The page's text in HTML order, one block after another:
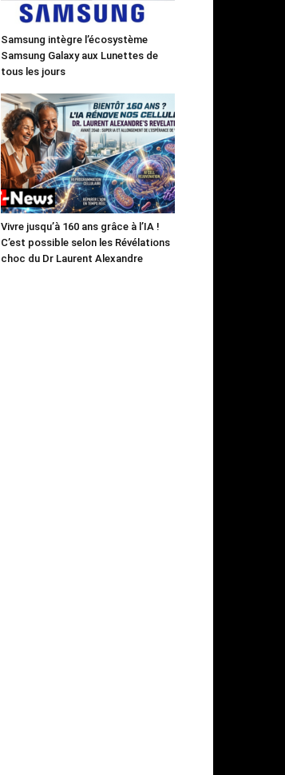
Samsung intègre l’écosystème
Samsung Galaxy aux Lunettes de
tous les jours
Vivre jusqu’à 160 ans grâce à l’IA !
C’est possible selon les Révélations
choc du Dr Laurent Alexandre